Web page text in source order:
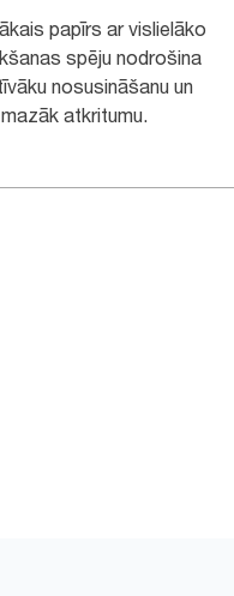
papīrs ar vislielāko
spēju nodrošina
nosusināšanu un
atkritumu.